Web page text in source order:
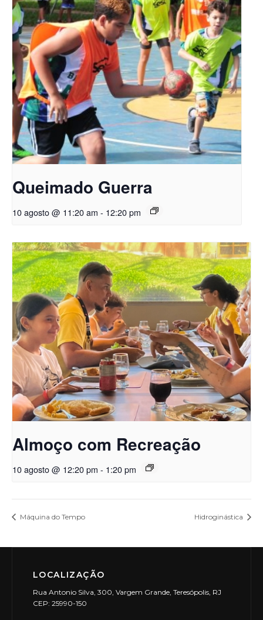
Queimado Guerra
10 agosto @ 11:20 am - 12:20 pm
Almoço com Recreação
10 agosto @ 12:20 pm - 1:20 pm
Máquina do Tempo Hidroginástica
LOCALIZAÇÃO
Rua Antonio Silva, 300, Vargem Grande, Teresópolis, RJ
CEP: 25990-150